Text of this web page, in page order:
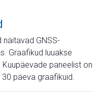
GNSS-
Graafikud luuakse
paneelist on
päeva graafikuid.